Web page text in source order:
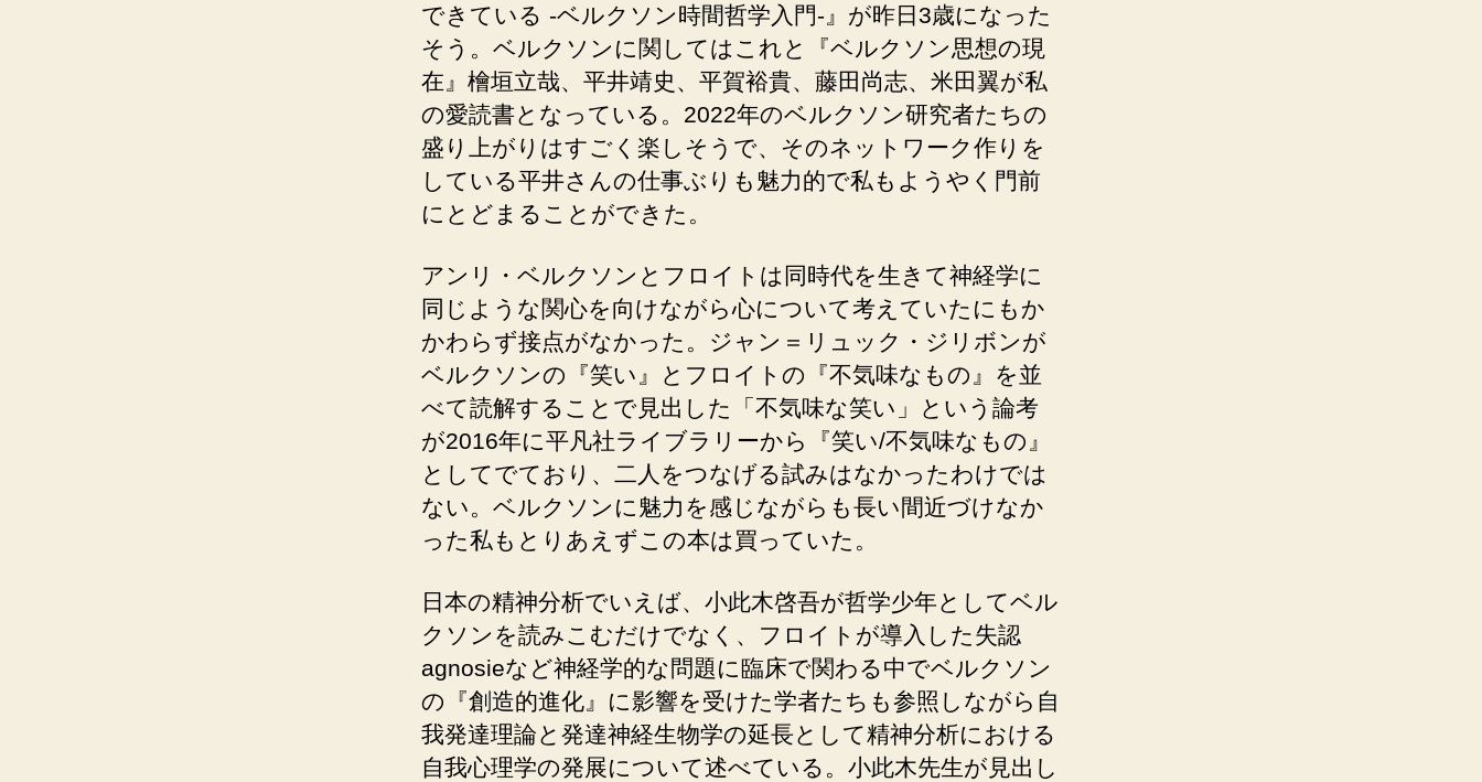
できている -ベルクソン時間哲学入門-』が昨日3歳になった
そう。ベルクソンに関してはこれと『ベルクソン思想の現
在』檜垣立哉、平井靖史、平賀裕貴、藤田尚志、米田翼が私
の愛読書となっている。2022年のベルクソン研究者たちの
盛り上がりはすごく楽しそうで、そのネットワーク作りを
している平井さんの仕事ぶりも魅力的で私もようやく門前
にとどまることができた。
アンリ・ベルクソンとフロイトは同時代を生きて神経学に
同じような関心を向けながら心について考えていたにもか
かわらず接点がなかった。ジャン＝リュック・ジリボンが
ベルクソンの『笑い』とフロイトの『不気味なもの』を並
べて読解することで見出した「不気味な笑い」という論考
が2016年に平凡社ライブラリーから『笑い/不気味なもの』
としてでており、二人をつなげる試みはなかったわけでは
ない。ベルクソンに魅力を感じながらも長い間近づけなか
った私もとりあえずこの本は買っていた。
日本の精神分析でいえば、小此木啓吾が哲学少年としてベル
クソンを読みこむだけでなく、フロイトが導入した失認
agnosieなど神経学的な問題に臨床で関わる中でベルクソン
の『創造的進化』に影響を受けた学者たちも参照しながら自
我発達理論と発達神経生物学の延長として精神分析における
自我心理学の発展について述べている。小此木先生が見出し